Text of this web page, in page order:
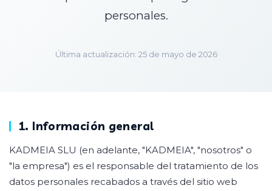
personales.
Última actualización: 25 de mayo de 2026
1. Información general
KADMEIA SLU (en adelante, "KADMEIA", "nosotros" o
"la empresa") es el responsable del tratamiento de los
datos personales recabados a través del sitio web